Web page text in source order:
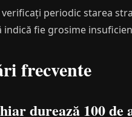
verificați periodic starea
indică fie grosime
frecvente
durează 100 de